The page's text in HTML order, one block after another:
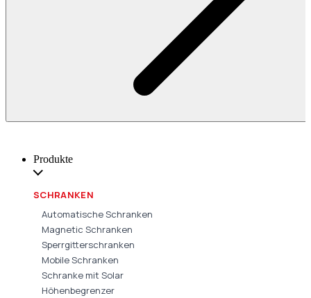
Produkte
SCHRANKEN
Automatische Schranken
Magnetic Schranken
Sperrgitterschranken
Mobile Schranken
Schranke mit Solar
Höhenbegrenzer